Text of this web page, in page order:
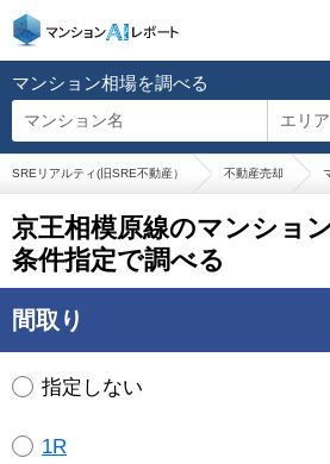
マンション相場を調べる
マンション名 エリ
SREリアルティ(旧SRE不動産） 不動産売却
京王相模原線のマンショ
条件指定で調べる
間取り
指定しない
1R